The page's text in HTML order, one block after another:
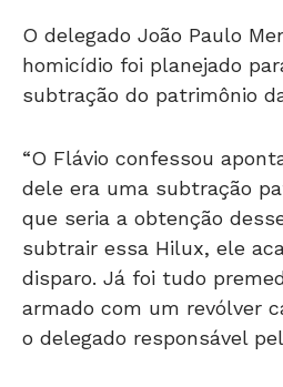
O delegado João Paulo
homicídio foi planejado
subtração do patrimônio
“O Flávio confessou
dele era uma subtração
que seria a obtenção
subtrair essa Hilux, ele
disparo. Já foi tudo
armado com um revólver
o delegado responsável